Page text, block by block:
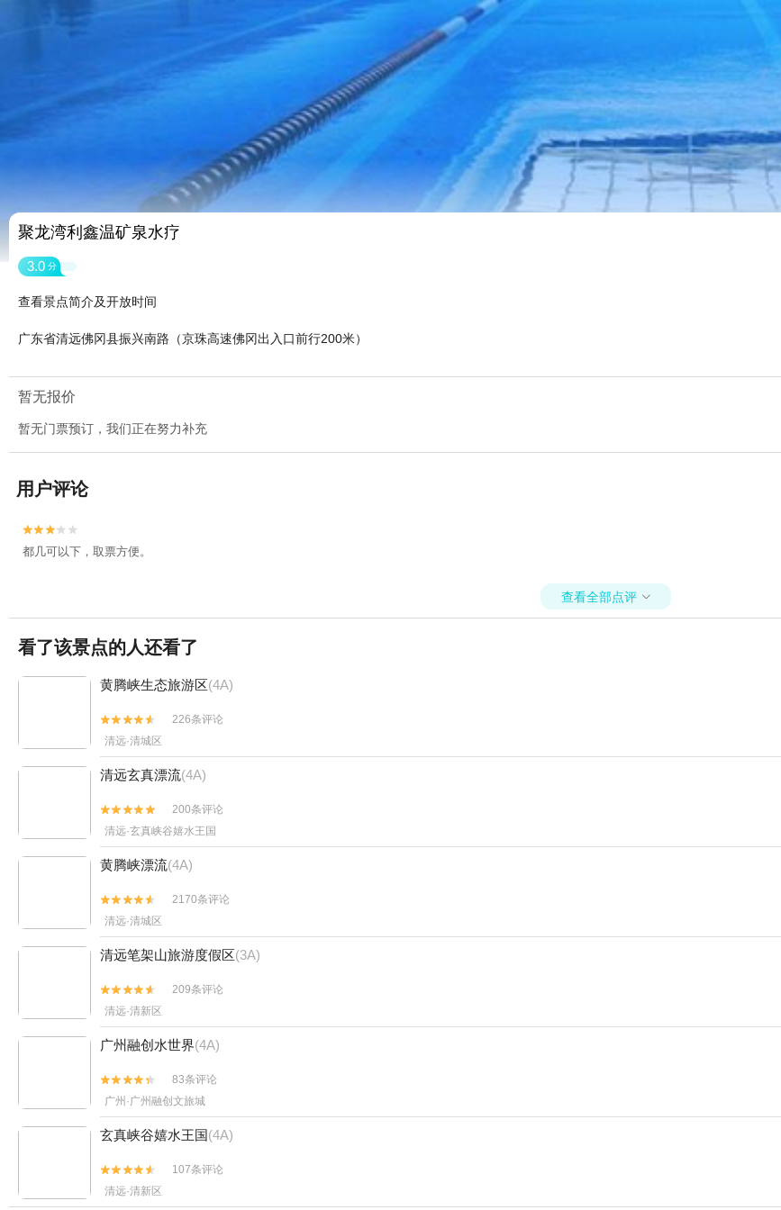
聚龙湾利鑫温矿泉水疗
3.0 分
查看景点简介及开放时间
广东省清远佛冈县振兴南路（京珠高速佛冈出入口前行200米）
暂无报价
暂无门票预订，我们正在努力补充
用户评论


都几可以下，取票方便。
查看全部点评 
看了该景点的人还看了
黄腾峡生态旅游区(4A)


226条评论
清远·清城区
清远玄真漂流(4A)


200条评论
清远·玄真峡谷嬉水王国
黄腾峡漂流(4A)


2170条评论
清远·清城区
清远笔架山旅游度假区(3A)


209条评论
清远·清新区
广州融创水世界(4A)


83条评论
广州·广州融创文旅城
玄真峡谷嬉水王国(4A)


107条评论
清远·清新区